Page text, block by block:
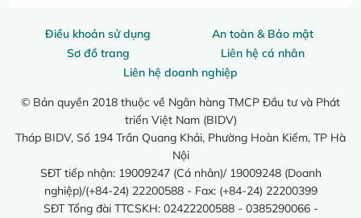
Điều khoản sử dụng
An toàn & Bảo mật
Sơ đồ trang
Liên hệ cá nhân
Liên hệ doanh nghiệp
© Bản quyền 2018 thuộc về Ngân hàng TMCP Đầu tư và Phát
triển Việt Nam (BIDV)
Tháp BIDV, Số 194 Trần Quang Khải, Phường Hoàn Kiếm, TP Hà
Nội
SĐT tiếp nhận: 19009247 (Cá nhân)/ 19009248 (Doanh
nghiệp)/(+84-24) 22200588 - Fax: (+84-24) 22200399
SĐT Tổng đài TTCSKH: 02422200588 - 0385290066 -